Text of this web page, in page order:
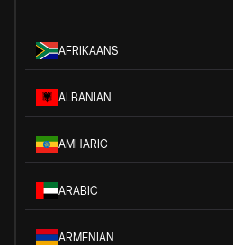
AFRIKAANS
ALBANIAN
AMHARIC
ARABIC
ARMENIAN